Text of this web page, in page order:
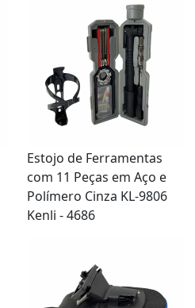
Estojo de Ferramentas
com 11 Peças em Aço e
Polímero Cinza KL-9806
Kenli - 4686